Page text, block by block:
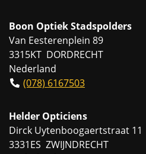
Boon Optiek Stadspolders
Van Eesterenplein 89
3315KT DORDRECHT
Nederland
(078) 6167503
Helder Opticiens
Dirck Uytenboogaertstraat 11
3331ES ZWIJNDRECHT